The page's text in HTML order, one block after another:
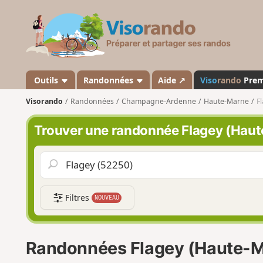
s
a
n
d
o
Outils Randonnées Aide ↗ Visorando
Visorando Randonnées Champagne-Ardenne Haute-Marne
Trouver une randonnée Flagey
Filtres NOUVEAU
Randonnées Flagey (Haute-